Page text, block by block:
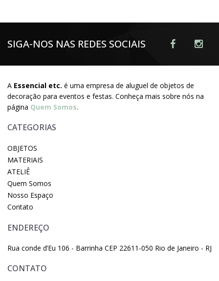
SIGA-NOS NAS REDES SOCIAIS
A Essencial etc. é uma empresa de aluguel de objetos de
decoração para eventos e festas. Conheça mais sobre nós na
página Quem Somos.
CATEGORIAS
OBJETOS
MATERIAIS
ATELIÊ
Quem Somos
Nosso Espaço
Contato
ENDEREÇO
Rua conde d’Eu 106 - Barrinha CEP 22611-050 Rio de Janeiro - RJ
CONTATO